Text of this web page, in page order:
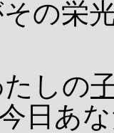
の栄
たしの
あな